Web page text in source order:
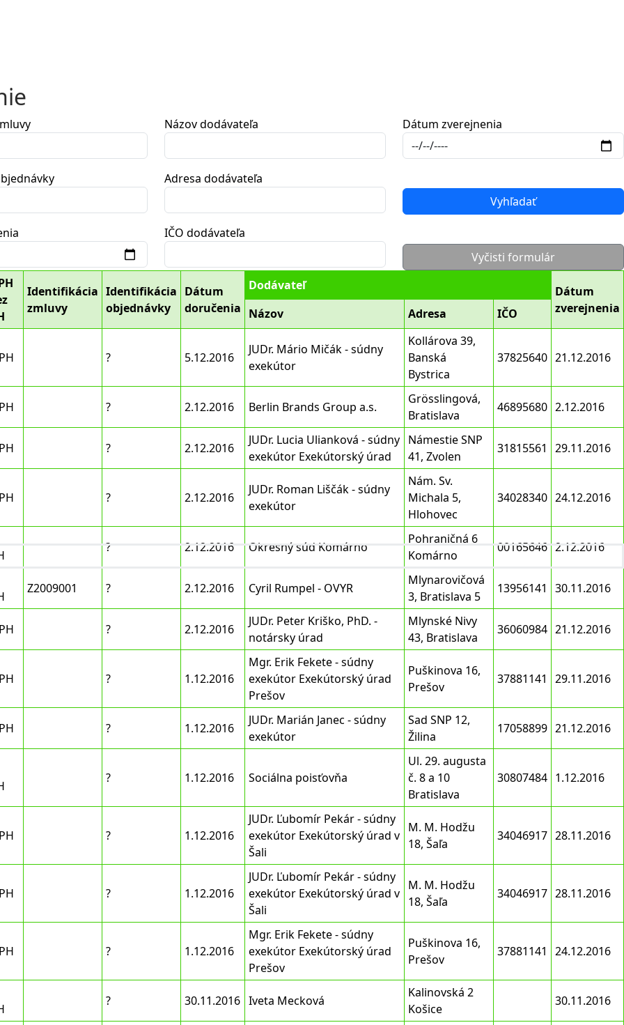
Názov dodávateľa
Adresa dodávateľa
IČO dodávateľa
Dátum zverejnenia
Vyhľadať
Vyčisti formulár
Identifikácia
zmluvy
Identifikácia
objednávky
Dátum
doručenia
Dodávateľ
Dátum
zverejnenia
Názov Adresa IČO
? 5.12.2016
JUDr. Mário Mičák - súdny
exekútor
Kollárova 39,
Banská
Bystrica
37825640 21.12.2016
? 2.12.2016 Berlin Brands Group a.s.
Grösslingová,
Bratislava
46895680 2.12.2016
? 2.12.2016
JUDr. Lucia Ulianková - súdny
exekútor Exekútorský úrad
Námestie SNP
41, Zvolen
31815561 29.11.2016
? 2.12.2016
JUDr. Roman Liščák - súdny
exekútor
Nám. Sv.
Michala 5,
Hlohovec
34028340 24.12.2016
? 2.12.2016 Okresný súd Komárno
Pohraničná 6
Komárno
00165646 2.12.2016
Z2009001 ? 2.12.2016 Cyril Rumpel - OVYR
Mlynarovičová
3, Bratislava 5
13956141 30.11.2016
? 2.12.2016
JUDr. Peter Kriško, PhD. -
notársky úrad
Mlynské Nivy
43, Bratislava
36060984 21.12.2016
? 1.12.2016
Mgr. Erik Fekete - súdny
exekútor Exekútorský úrad
Prešov
Puškinova 16,
Prešov
37881141 29.11.2016
? 1.12.2016
JUDr. Marián Janec - súdny
exekútor
Sad SNP 12,
Žilina
17058899 21.12.2016
? 1.12.2016 Sociálna poisťovňa
Ul. 29. augusta
č. 8 a 10
Bratislava
30807484 1.12.2016
? 1.12.2016
JUDr. Ľubomír Pekár - súdny
exekútor Exekútorský úrad v
Šali
M. M. Hodžu
18, Šaľa
34046917 28.11.2016
? 1.12.2016
JUDr. Ľubomír Pekár - súdny
exekútor Exekútorský úrad v
Šali
M. M. Hodžu
18, Šaľa
34046917 28.11.2016
? 1.12.2016
Mgr. Erik Fekete - súdny
exekútor Exekútorský úrad
Prešov
Puškinova 16,
Prešov
37881141 24.12.2016
? 30.11.2016 Iveta Mecková
Kalinovská 2
Košice
30.11.2016